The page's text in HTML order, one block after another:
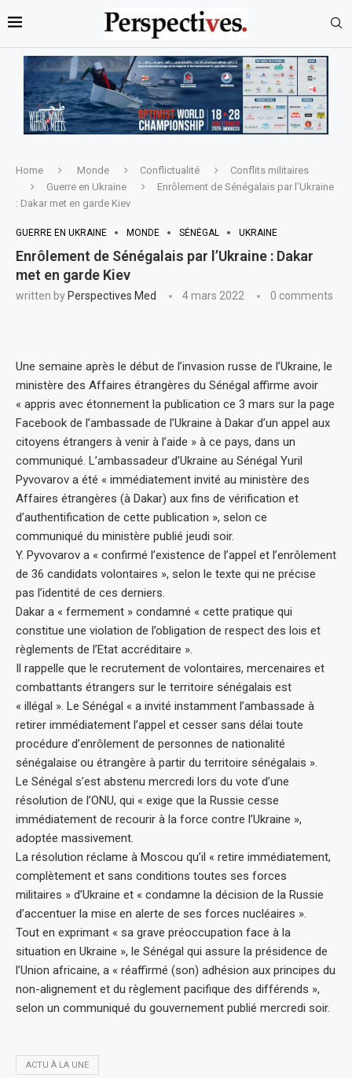
Home Monde Conflictualité
Conflits militaires
Guerre en Ukraine
Enrôlement de Sénégalais par l’Ukraine
: Dakar met en garde Kiev
GUERRE EN UKRAINE MONDE SÉNÉGAL UKRAINE
Enrôlement de Sénégalais par l’Ukraine : Dakar
met en garde Kiev
written by Perspectives Med 4 mars 2022 0 comments
Une semaine après le début de l’invasion russe de l’Ukraine, le
ministère des Affaires étrangères du Sénégal affirme avoir
« appris avec étonnement la publication ce 3 mars sur la page
Facebook de l’ambassade de l’Ukraine à Dakar d’un appel aux
citoyens étrangers à venir à l’aide » à ce pays, dans un
communiqué. L’ambassadeur d’Ukraine au Sénégal Yuril
Pyvovarov a été « immédiatement invité au ministère des
Affaires étrangères (à Dakar) aux fins de vérification et
d’authentification de cette publication », selon ce
communiqué du ministère publié jeudi soir.
Y. Pyvovarov a « confirmé l’existence de l’appel et l’enrôlement
de 36 candidats volontaires », selon le texte qui ne précise
pas l’identité de ces derniers.
Dakar a « fermement » condamné « cette pratique qui
constitue une violation de l’obligation de respect des lois et
règlements de l’Etat accréditaire ».
Il rappelle que le recrutement de volontaires, mercenaires et
combattants étrangers sur le territoire sénégalais est
« illégal ». Le Sénégal « a invité instamment l’ambassade à
retirer immédiatement l’appel et cesser sans délai toute
procédure d’enrôlement de personnes de nationalité
sénégalaise ou étrangère à partir du territoire sénégalais ».
Le Sénégal s’est abstenu mercredi lors du vote d’une
résolution de l’ONU, qui « exige que la Russie cesse
immédiatement de recourir à la force contre l’Ukraine »,
adoptée massivement.
La résolution réclame à Moscou qu’il « retire immédiatement,
complètement et sans conditions toutes ses forces
militaires » d’Ukraine et « condamne la décision de la Russie
d’accentuer la mise en alerte de ses forces nucléaires ».
Tout en exprimant « sa grave préoccupation face à la
situation en Ukraine », le Sénégal qui assure la présidence de
l’Union africaine, a « réaffirmé (son) adhésion aux principes du
non-alignement et du règlement pacifique des différends »,
selon un communiqué du gouvernement publié mercredi soir.
ACTU À LA UNE